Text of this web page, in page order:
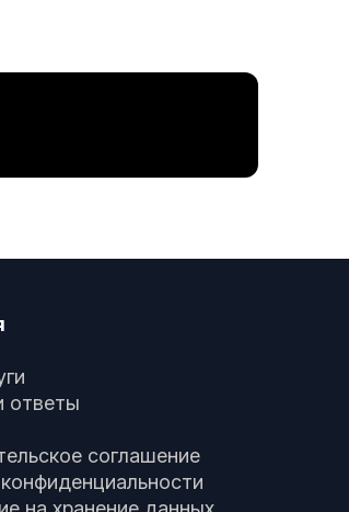
ответы
соглашение